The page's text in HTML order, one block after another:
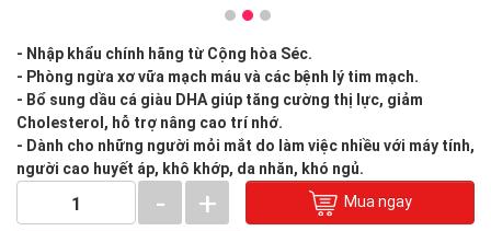
- Nhập khẩu chính hãng từ Cộng hòa Séc.
- Phòng ngừa xơ vữa mạch máu và các bệnh lý tim mạch.
- Bổ sung dầu cá giàu DHA giúp tăng cường thị lực, giảm
Cholesterol, hỗ trợ nâng cao trí nhớ.
- Dành cho những người mỏi mắt do làm việc nhiều với máy tính,
người cao huyết áp, khô khớp, da nhăn, khó ngủ.
1 - + Mua ngay